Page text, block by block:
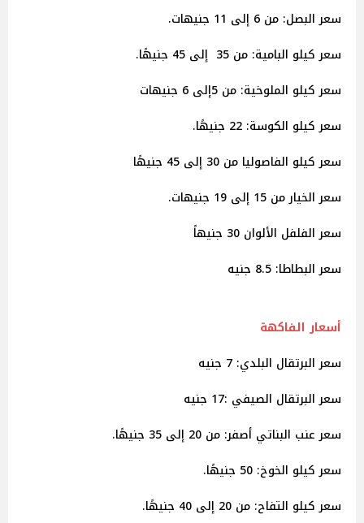
سعر البصل: من 6 إلى 11 جنيهات.
سعر كيلو البامية: من 35 إلى 45 جنيهًا.
سعر كيلو الملوخية: من 5إلى 6 جنيهات
سعر كيلو الكوسة: 22 جنيهًا.
سعر كيلو الفاصوليا من 30 إلى 45 جنيهًا
سعر الخيار من 15 إلى 19 جنيهات.
سعر الفلفل الألوان 30 جنيهاً
سعر البطاطا: 8.5 جنيه
أسعار الفاكهة
سعر البرتقال البلدي: 7 جنيه
سعر البرتقال الصيفي :17 جنيه
سعر عنب البناتي أصفر: من 20 إلى 35 جنيهًا.
سعر كيلو الخوخ: 50 جنيهًا.
سعر كيلو التفاح: من 20 إلى 40 جنيهًا.